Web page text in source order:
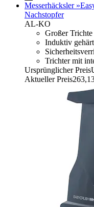
Messerhäcksler
Nachstopfer
AL-KO
Großer
Induktiv
Trichter mit
Ursprünglicher Preis
Aktueller Preis